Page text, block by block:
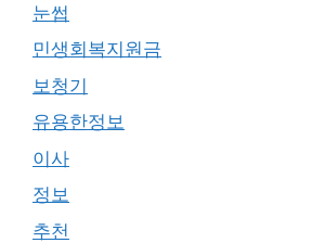
눈썹
민생회복지원금
보청기
유용한정보
이사
정보
추천